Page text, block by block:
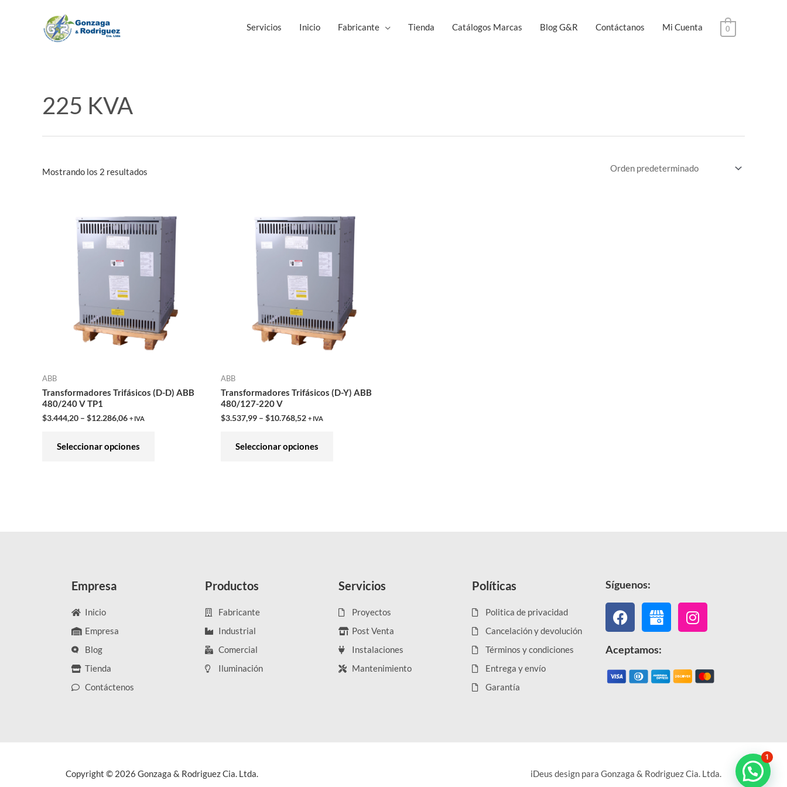
Servicios Inicio Fabricante Tienda Catálogos Marcas Blog G&R Contáctanos Mi Cuenta 0
225 KVA
Mostrando los 2 resultados
ABB
Transformadores Trifásicos (D-D) ABB
480/240 V TP1
$3.444,20 – $12.286,06 + IVA
Seleccionar opciones
producto
tiene
múltiples
variantes.
opciones
se
pueden
elegir
página
ABB
Transformadores Trifásicos (D-Y) ABB
480/127-220 V
$3.537,99 – $10.768,52 + IVA
Seleccionar opciones
producto
tiene
múltiples
variantes.
opciones
se
pueden
elegir
página
Empresa
Inicio
Empresa
Blog
Tienda
Contáctenos
Productos
Fabricante
Industrial
Comercial
Iluminación
Servicios
Proyectos
Post Venta
Instalaciones
Mantenimiento
Políticas
Politica de privacidad
Cancelación y devolución
Términos y condiciones
Entrega y envío
Garantía
Síguenos:
Facebook Instagram
Aceptamos:
Copyright © 2026 Gonzaga & Rodriguez Cia. Ltda. iDeus design para Gonzaga & Rodriguez Cia. Ltda.
1